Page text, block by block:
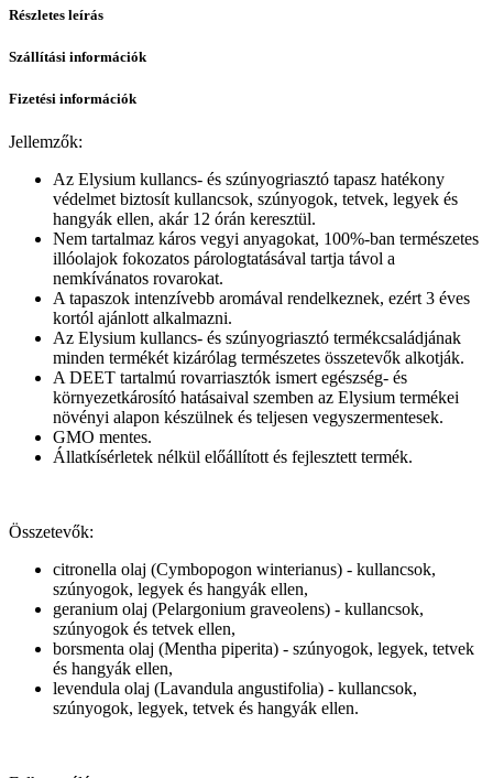
Részletes leírás
Szállítási információk
Fizetési információk
Jellemzők:
Az Elysium kullancs- és szúnyogriasztó tapasz hatékony
védelmet biztosít kullancsok, szúnyogok, tetvek, legyek és
hangyák ellen, akár 12 órán keresztül.
Nem tartalmaz káros vegyi anyagokat, 100%-ban természetes
illóolajok fokozatos párologtatásával tartja távol a
nemkívánatos rovarokat.
A tapaszok intenzívebb aromával rendelkeznek, ezért 3 éves
kortól ajánlott alkalmazni.
Az Elysium kullancs- és szúnyogriasztó termékcsaládjának
minden termékét kizárólag természetes összetevők alkotják.
A DEET tartalmú rovarriasztók ismert egészség- és
környezetkárosító hatásaival szemben az Elysium termékei
növényi alapon készülnek és teljesen vegyszermentesek.
GMO mentes.
Állatkísérletek nélkül előállított és fejlesztett termék.
Összetevők:
citronella olaj (Cymbopogon winterianus) - kullancsok,
szúnyogok, legyek és hangyák ellen,
geranium olaj (Pelargonium graveolens) - kullancsok,
szúnyogok és tetvek ellen,
borsmenta olaj (Mentha piperita) - szúnyogok, legyek, tetvek
és hangyák ellen,
levendula olaj (Lavandula angustifolia) - kullancsok,
szúnyogok, legyek, tetvek és hangyák ellen.